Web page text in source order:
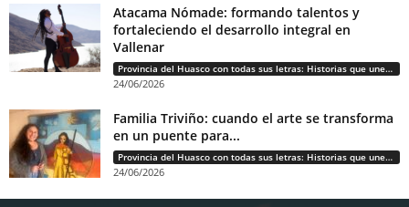
Atacama Nómade: formando talentos y
fortaleciendo el desarrollo integral en
Vallenar
Provincia del Huasco con todas sus letras: Historias que unen cultura, diversidad e identidad
24/06/2026
Familia Triviño: cuando el arte se transforma
en un puente para...
Provincia del Huasco con todas sus letras: Historias que unen cultura, diversidad e identidad
24/06/2026